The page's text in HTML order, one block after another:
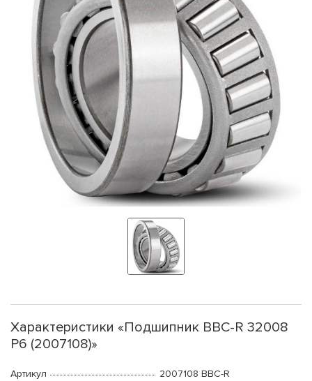
Характеристики «Подшипник BBC-R 32008
P6 (2007108)»
Артикул
2007108 BBC-R